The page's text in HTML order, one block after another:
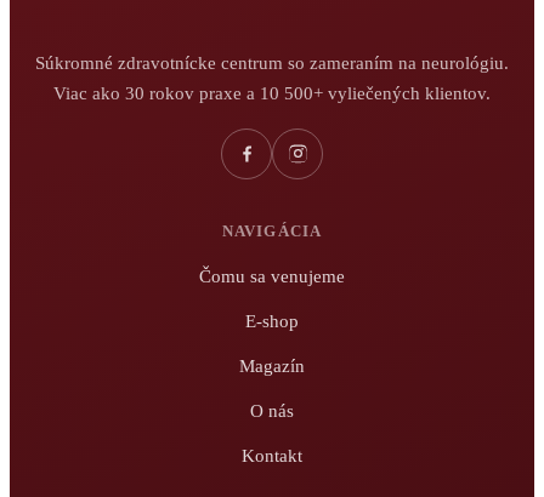
Súkromné zdravotnícke centrum so zameraním na neurológiu.
Viac ako 30 rokov praxe a 10 500+ vyliečených klientov.
NAVIGÁCIA
Čomu sa venujeme
E-shop
Magazín
O nás
Kontakt